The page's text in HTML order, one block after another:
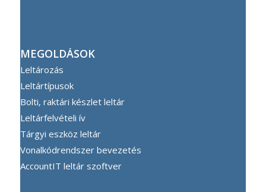
MEGOLDÁSOK
Leltározás
Leltártípusok
Bolti, raktári készlet leltár
Leltárfelvételi ív
Tárgyi eszköz leltár
Vonalkódrendszer bevezetés
AccountIT leltár szoftver